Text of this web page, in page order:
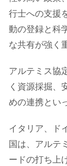
行士への支援
動の登録と科
な共有が強く
アルテミス協
く資源採掘、
めの連携とい
イタリア、ド
国は、アルテ
ードの打ち上